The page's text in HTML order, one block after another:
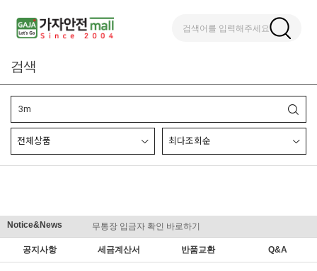
검색어를 입력해주세요
검색
Notice&News 무통장 입금자 확인 바로하기
공지사항 세금계산서 반품교환 Q&A